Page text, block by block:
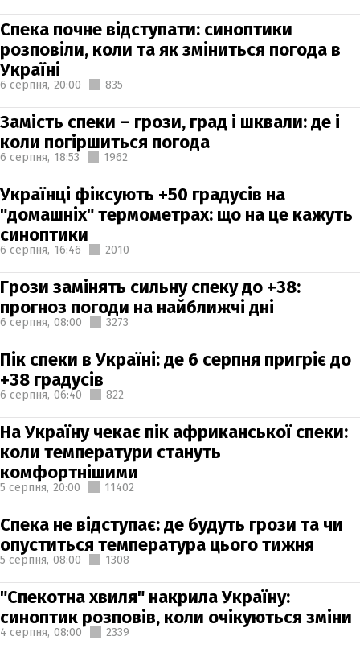
Спека почне відступати: синоптики
розповіли, коли та як зміниться погода в
Україні
6 серпня, 20:00 835
Замість спеки – грози, град і шквали: де і
коли погіршиться погода
6 серпня, 18:53 1962
Українці фіксують +50 градусів на
"домашніх" термометрах: що на це кажуть
синоптики
6 серпня, 16:46 2010
Грози замінять сильну спеку до +38:
прогноз погоди на найближчі дні
6 серпня, 08:00 3273
Пік спеки в Україні: де 6 серпня пригріє до
+38 градусів
6 серпня, 06:40 822
На Україну чекає пік африканської спеки:
коли температури стануть
комфортнішими
5 серпня, 20:00 11402
Спека не відступає: де будуть грози та чи
опуститься температура цього тижня
5 серпня, 08:00 1308
"Спекотна хвиля" накрила Україну:
синоптик розповів, коли очікуються зміни
4 серпня, 08:00 2339